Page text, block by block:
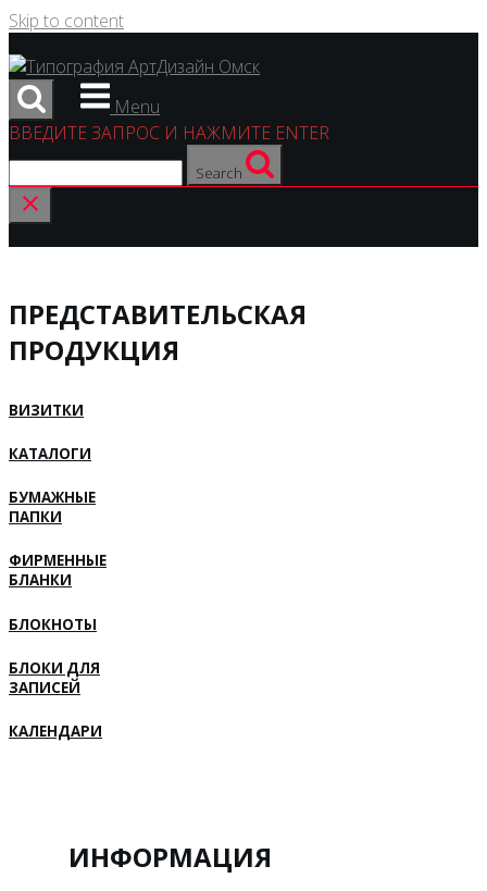
Skip to content
Menu
ВВЕДИТЕ ЗАПРОС И НАЖМИТЕ ENTER
Search
ПРЕДСТАВИТЕЛЬСКАЯ
ПРОДУКЦИЯ
ВИЗИТКИ
КАТАЛОГИ
БУМАЖНЫЕ
ПАПКИ
ФИРМЕННЫЕ
БЛАНКИ
БЛОКНОТЫ
БЛОКИ ДЛЯ
ЗАПИСЕЙ
КАЛЕНДАРИ
ИНФОРМАЦИЯ